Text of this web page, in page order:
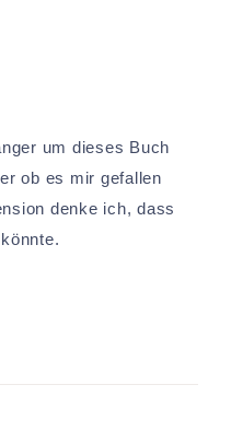
um dieses Buch
ob es mir gefallen
denke ich, dass